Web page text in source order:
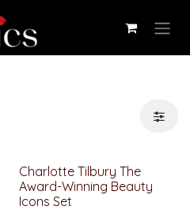
Charlotte Tilbury The
Award-Winning Beauty
Icons Set